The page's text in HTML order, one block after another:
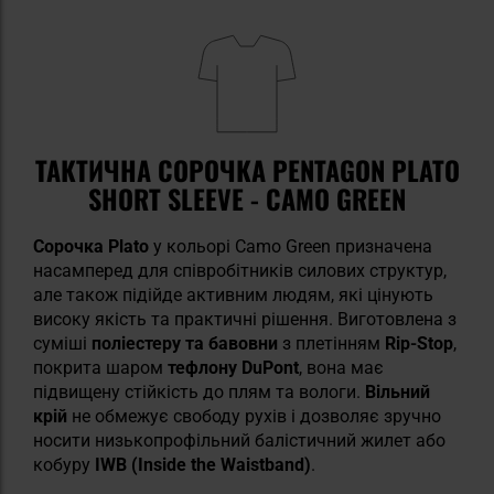
ТАКТИЧНА СОРОЧКА PENTAGON PLATO
SHORT SLEEVE - CAMO GREEN
Сорочка Plato у кольорі Camo Green призначена
насамперед для співробітників силових структур,
але також підійде активним людям, які цінують
високу якість та практичні рішення. Виготовлена з
суміші поліестеру та бавовни з плетінням Rip-Stop,
покрита шаром тефлону DuPont, вона має
підвищену стійкість до плям та вологи. Вільний
крій не обмежує свободу рухів і дозволяє зручно
носити низькопрофільний балістичний жилет або
кобуру IWB (Inside the Waistband).